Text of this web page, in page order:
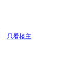
只看楼主